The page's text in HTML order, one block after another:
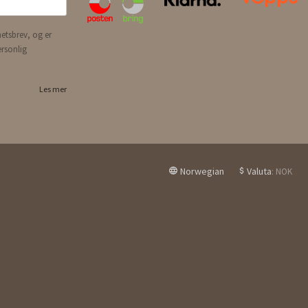
og er
Les mer
Norwegian Valuta: NOK